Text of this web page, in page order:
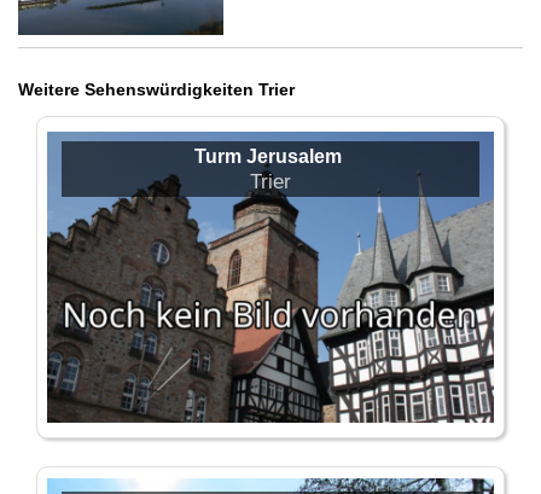
Weitere Sehenswürdigkeiten Trier
Turm Jerusalem
Trier